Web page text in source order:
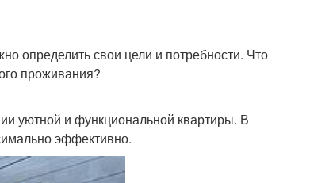
определить свои цели и потребности. Что
проживания?
уютной и функциональной квартиры. В
эффективно.